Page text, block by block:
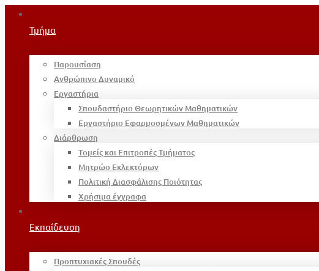
for:
Τμήμα
Παρουσίαση
Ανθρώπινο Δυναμικό
Εργαστήρια
Σπουδαστήριο Θεωρητικών Μαθηματικών
Εργαστήριο Εφαρμοσμένων Μαθηματικών
Διάρθρωση
Τομείς και Επιτροπές Τμήματος
Μητρώο Εκλεκτόρων
Πολιτική Διασφάλισης Ποιότητας
Χρήσιμα έγγραφα
Εκπαίδευση
Προπτυχιακές Σπουδές